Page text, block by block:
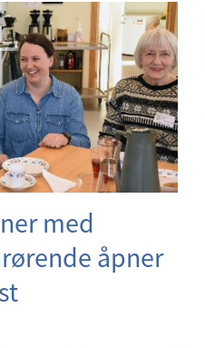
med
åpner